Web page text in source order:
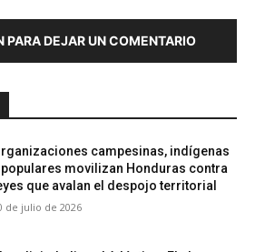
PARA DEJAR UN COMENTARIO
campesinas, indígenas
populares movilizan Honduras contra
que avalan el despojo territorial
de julio de 2026